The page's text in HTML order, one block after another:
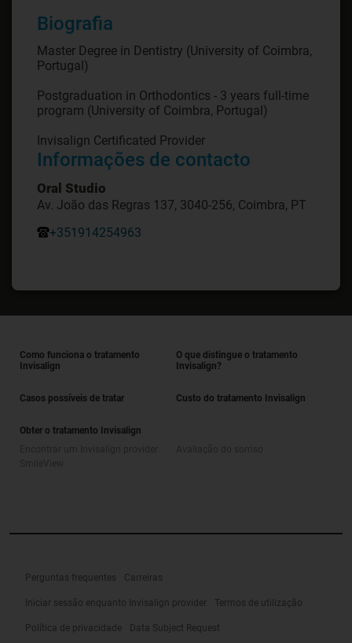
Biografia
Master Degree in Dentistry (University of Coimbra,
Portugal)
Postgraduation in Orthodontics - 3 years full-time
program (University of Coimbra, Portugal)
Invisalign Certificated Provider
Informações de contacto
Oral Studio
Av. João das Regras 137, 3040-256, Coimbra, PT
+351914254963
Como funciona o tratamento
Invisalign
O que distingue o tratamento
Invisalign?
Casos possíveis de tratar Custo do tratamento Invisalign
Obter o tratamento Invisalign
Perguntas frequentes Carreiras
Iniciar sessão enquanto Invisalign provider Termos de utilização
Política de privacidade Data Subject Request